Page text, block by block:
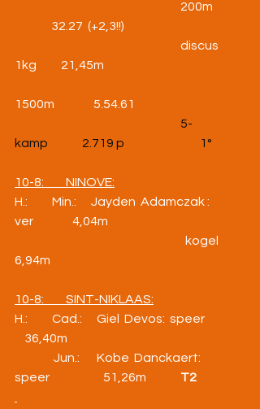
200m
32.27  (+2,3!!)
discus
1kg          21,45m
1500m                5.54.61
5-
kamp              2.719 p                               1°
10-8:         NINOVE:
H.:          Min.:      Jayden  Adamczak :
ver                4,04m
kogel
6,94m
10-8:         SINT-NIKLAAS:
H.:          Cad.:      Giel  Devos:  speer
36,40m
Jun.:       Kobe  Danckaert:
speer                      51,26m T2